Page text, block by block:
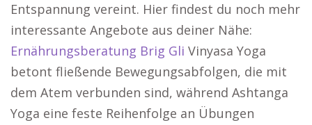
Entspannung vereint. Hier findest du noch mehr
interessante Angebote aus deiner Nähe:
Ernährungsberatung Brig Gli Vinyasa Yoga
betont fließende Bewegungsabfolgen, die mit
dem Atem verbunden sind, während Ashtanga
Yoga eine feste Reihenfolge an Übungen